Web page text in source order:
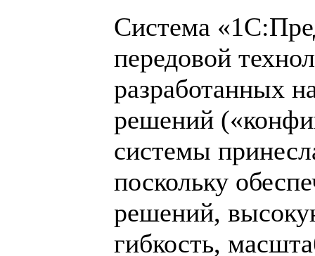
Система
передовой
разработанных
решений
системы
поскольку
решений,
гибкость,